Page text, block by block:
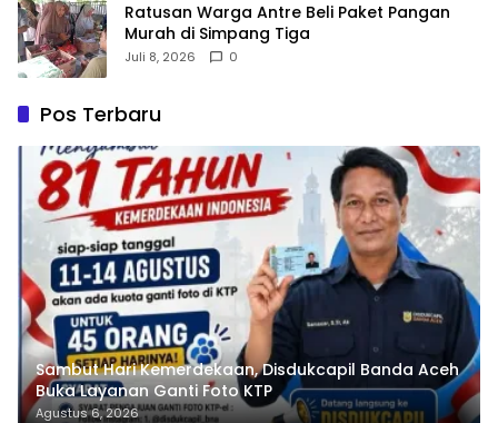
Ratusan Warga Antre Beli Paket Pangan
Murah di Simpang Tiga
Juli 8, 2026 0
Pos Terbaru
Sambut Hari Kemerdekaan, Disdukcapil Banda Aceh
Buka Layanan Ganti Foto KTP
Agustus 6, 2026